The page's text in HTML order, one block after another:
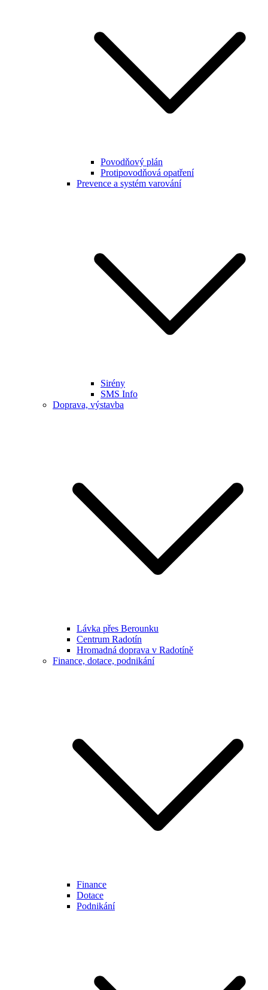
Povodňový plán
Protipovodňová opatření
Prevence a systém varování
Sirény
SMS Info
Doprava, výstavba
Lávka přes Berounku
Centrum Radotín
Hromadná doprava v Radotíně
Finance, dotace, podnikání
Finance
Dotace
Podnikání